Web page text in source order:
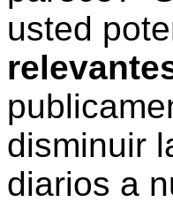
usted
disminuir
diarios a